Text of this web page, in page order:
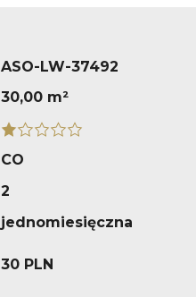
ASO-LW-37492
30,00 m²
CO
2
jednomiesięczna
30 PLN